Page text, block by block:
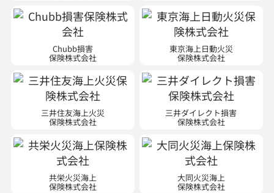
Chubb損害
保険株式会社
東京海上日動火災
保険株式会社
三井住友海上火災
保険株式会社
三井ダイレクト損害
保険株式会社
共栄火災海上
保険株式会社
大同火災海上
保険株式会社